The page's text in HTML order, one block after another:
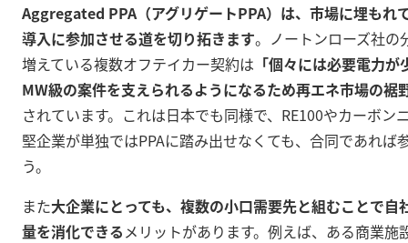
Aggregated PPA（アグリゲートPPA）は、市場に埋もれ
導入に参加させる道を切り拓きます。ノートンローズ社の
増えている複数オフテイカー契約は 「個々には必要電力
MW級の案件を支えられるようになるため再エネ市場の裾
されています。これは日本でも同様で、RE100やカーボン
堅企業が単独ではPPAに踏み出せなくても、合同であれば
う。
また大企業にとっても、複数の小口需要先と組むことで自
量を消化できるメリットがあります。例えば、ある商業